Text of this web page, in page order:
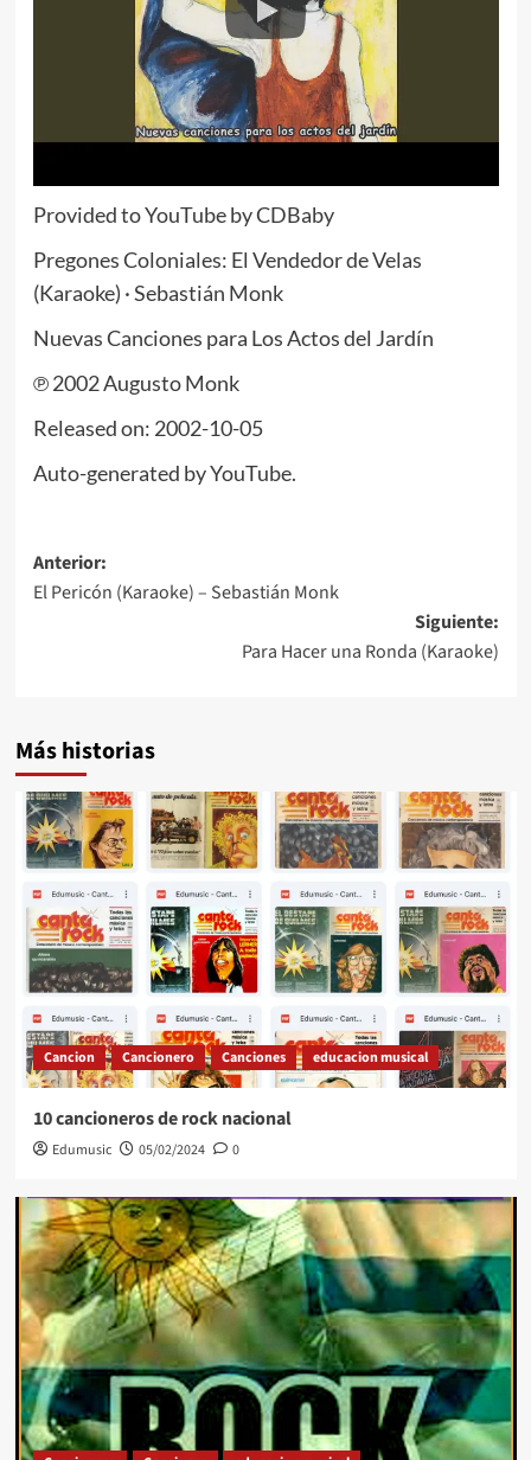
Provided to YouTube by CDBaby
Pregones Coloniales: El Vendedor de Velas
(Karaoke) · Sebastián Monk
Nuevas Canciones para Los Actos del Jardín
℗ 2002 Augusto Monk
Released on: 2002-10-05
Auto-generated by YouTube.
Navegación
de
Anterior:
El Pericón (Karaoke) – Sebastián Monk
Siguiente:
Para Hacer una Ronda (Karaoke)
Más historias
Cancion Cancionero Canciones educacion musical
10 cancioneros de rock nacional
Edumusic 05/02/2024 0